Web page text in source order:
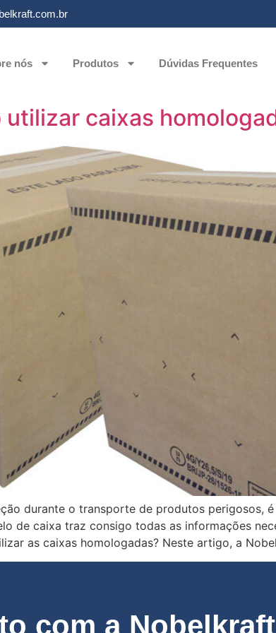
nós Produtos Dúvidas Frequentes
caixas
durante o transporte de produtos perigosos,
de caixa traz consigo todas as informações
as caixas homologadas? Neste artigo, a
com a Nobelkraft